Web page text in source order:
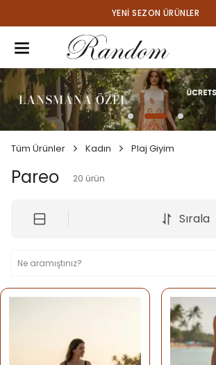
YENI SEZON ÜRÜNLER
Tüm Ürünler Kadın Plaj Giyim
Pareo 20 ürün
Sırala